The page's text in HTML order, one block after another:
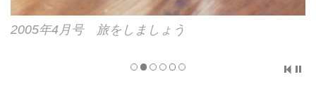
2005年4月号 旅をしましょう